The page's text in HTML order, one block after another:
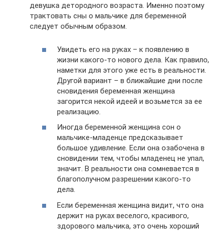
девушка детородного возраста. Именно поэтому
трактовать сны о мальчике для беременной
следует обычным образом.
Увидеть его на руках – к появлению в
жизни какого-то нового дела. Как правило,
наметки для этого уже есть в реальности.
Другой вариант – в ближайшие дни после
сновидения беременная женщина
загорится некой идеей и возьмется за ее
реализацию.
Иногда беременной женщина сон о
мальчике-младенце предсказывает
большое удивление. Если она озабочена в
сновидении тем, чтобы младенец не упал,
значит. В реальности она сомневается в
благополучном разрешении какого-то
дела.
Если беременная женщина видит, что она
держит на руках веселого, красивого,
здорового мальчика, это очень хороший